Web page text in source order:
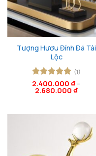
Tượng Hươu Đính Đá Tài
Lộc
Được xếp
hạng55
(1)
2.400.000 ₫ –
2.680.000 ₫